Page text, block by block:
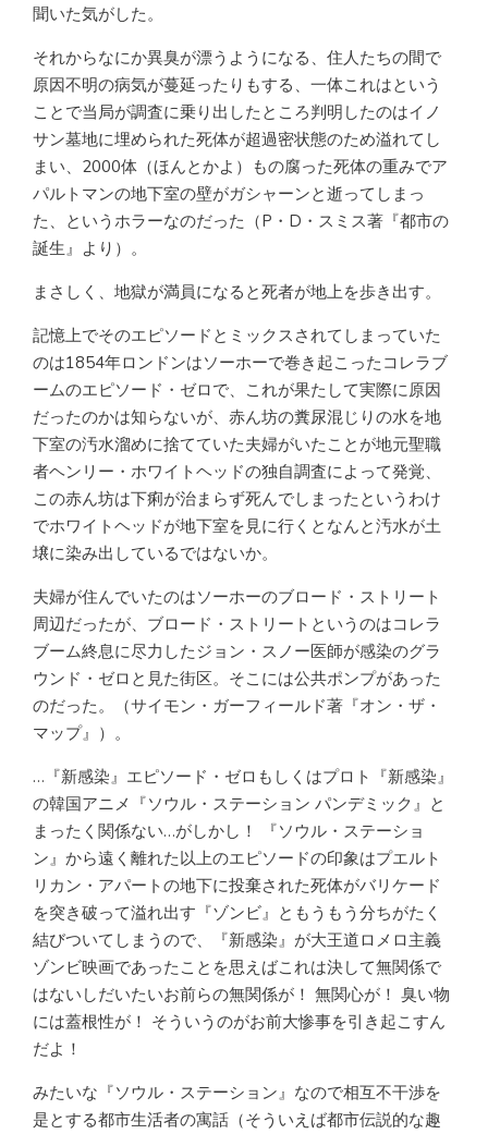
聞いた気がした。
それからなにか異臭が漂うようになる、住人たちの間で
原因不明の病気が蔓延ったりもする、一体これはという
ことで当局が調査に乗り出したところ判明したのはイノ
サン墓地に埋められた死体が超過密状態のため溢れてし
まい、2000体（ほんとかよ）もの腐った死体の重みでア
パルトマンの地下室の壁がガシャーンと逝ってしまっ
た、というホラーなのだった（P・D・スミス著『都市の
誕生』より）。
まさしく、地獄が満員になると死者が地上を歩き出す。
記憶上でそのエピソードとミックスされてしまっていた
のは1854年ロンドンはソーホーで巻き起こったコレラブ
ームのエピソード・ゼロで、これが果たして実際に原因
だったのかは知らないが、赤ん坊の糞尿混じりの水を地
下室の汚水溜めに捨てていた夫婦がいたことが地元聖職
者ヘンリー・ホワイトヘッドの独自調査によって発覚、
この赤ん坊は下痢が治まらず死んでしまったというわけ
でホワイトヘッドが地下室を見に行くとなんと汚水が土
壌に染み出しているではないか。
夫婦が住んでいたのはソーホーのブロード・ストリート
周辺だったが、ブロード・ストリートというのはコレラ
ブーム終息に尽力したジョン・スノー医師が感染のグラ
ウンド・ゼロと見た街区。そこには公共ポンプがあった
のだった。（サイモン・ガーフィールド著『オン・ザ・
マップ』）。
…『新感染』エピソード・ゼロもしくはプロト『新感染』
の韓国アニメ『ソウル・ステーション パンデミック』と
まったく関係ない…がしかし！ 『ソウル・ステーショ
ン』から遠く離れた以上のエピソードの印象はプエルト
リカン・アパートの地下に投棄された死体がバリケード
を突き破って溢れ出す『ゾンビ』ともうもう分ちがたく
結びついてしまうので、『新感染』が大王道ロメロ主義
ゾンビ映画であったことを思えばこれは決して無関係で
はないしだいたいお前らの無関係が！ 無関心が！ 臭い物
には蓋根性が！ そういうのがお前大惨事を引き起こすん
だよ！
みたいな『ソウル・ステーション』なので相互不干渉を
是とする都市生活者の寓話（そういえば都市伝説的な趣